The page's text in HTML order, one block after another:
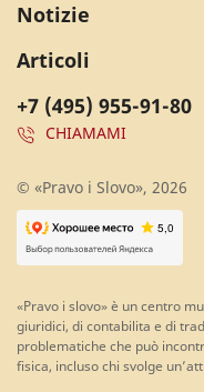
+7 (495) 955-91-80
CHIAMAMI
Notizie
Articoli
© «Pravo i Slovo», 2026
«Pravo i slovo» è un centro
giuridici, di contabilita e di
problematiche che può
fisica, incluso chi svolge